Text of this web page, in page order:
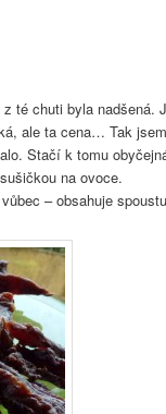
té chuti byla nadšená.
ale ta cena… Tak
Stačí k tomu
na ovoce.
– obsahuje